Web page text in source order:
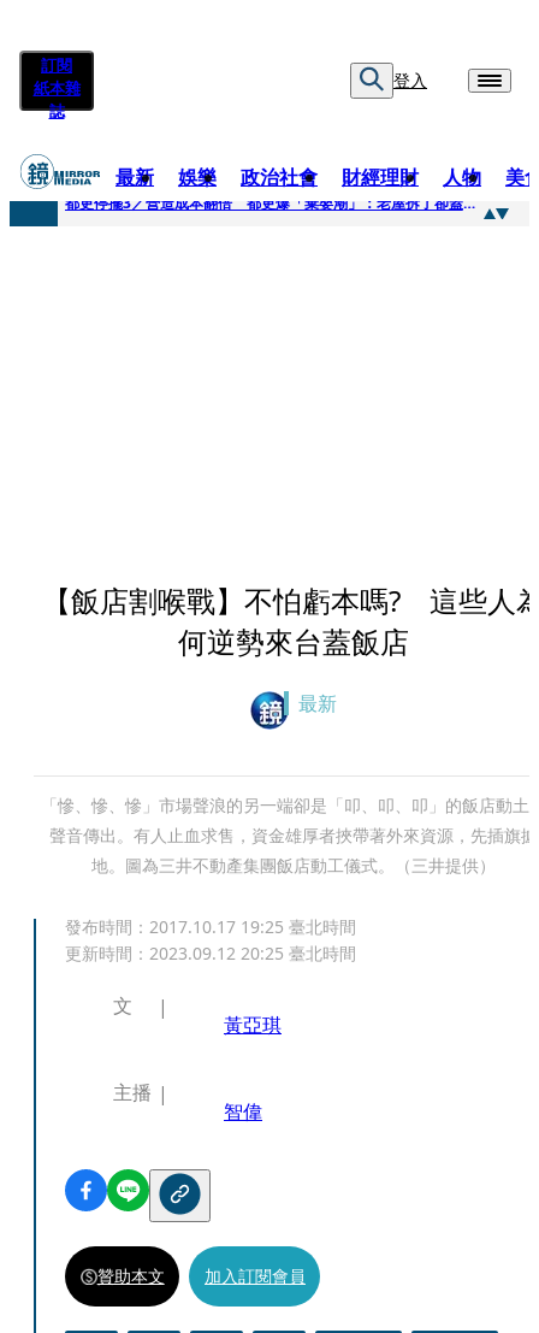
訂閱
紙本雜
誌
登入
最新 娛樂 政治社會 財經理財 人物 美
快訊
都更停擺3／營造成本翻倍 都更爆「棄嬰潮」：老屋拆了卻蓋不下去
【飯店割喉戰】不怕虧本嗎? 這些人
何逆勢來台蓋飯店
最新
「慘、慘、慘」市場聲浪的另一端卻是「叩、叩、叩」的飯店動土
聲音傳出。有人止血求售，資金雄厚者挾帶著外來資源，先插旗據
地。圖為三井不動產集團飯店動工儀式。（三井提供）
發布時間： 2017.10.17 19:25 臺北時間
更新時間： 2023.09.12 20:25 臺北時間
文
黃亞琪
主播
智偉
贊助本文 加入訂閱會員